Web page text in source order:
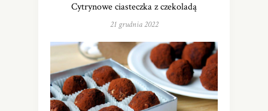
Cytrynowe ciasteczka z czekoladą
21 grudnia 2022